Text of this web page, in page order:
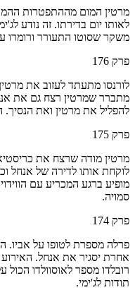
מרטין המום מההתפטרות
לאותו יום בדירתו. זה נודע
משקר שסוטו התעורר ורומרו
פרק 176
לורנסו מתעתד לעזוב את
מתברר שמרטין רצח גם את
להפליל את מרטין ואת
פרק 175
מרטין מודה שרצח את
לוקחת אותו לדירה של אנחל
מופיע ברגע המכריע עם
סמויה.
פרק 174
פרלה מספרת לטופו על
אחרת יסגיר את אנחל.
רובלדו מספר לאוסוולדו
תודות לג'ימי.